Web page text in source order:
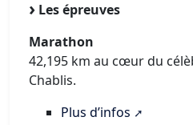
Les épreuves
Marathon
42,195 km au cœur du
Chablis.
Plus d’infos